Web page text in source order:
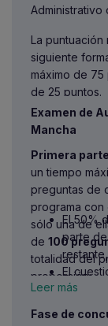
Administrativo
La puntuación
siguiente
máximo de 75
de 25 puntos.
Examen de
Mancha
Primera parte
un tiempo
preguntas de
programa con
sólo una de
de 100
totalidad del
proporción:
El 50%
parte
El
reserva,
Leer más
Fase de